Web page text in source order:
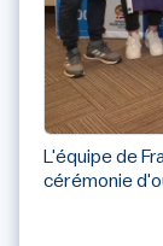
L'équipe de
cérémonie